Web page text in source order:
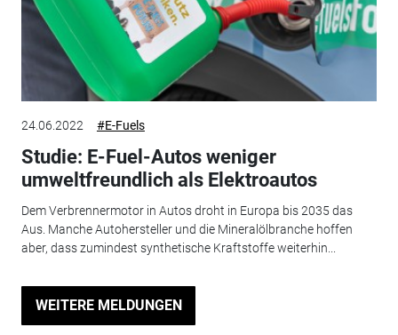
24.06.2022 #E-Fuels
Studie: E-Fuel-Autos weniger
umweltfreundlich als Elektroautos
Dem Verbrennermotor in Autos droht in Europa bis 2035 das
Aus. Manche Autohersteller und die Mineralölbranche hoffen
aber, dass zumindest synthetische Kraftstoffe weiterhin...
WEITERE MELDUNGEN